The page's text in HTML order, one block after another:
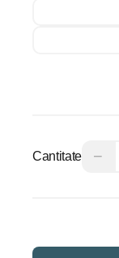
Cantitate −